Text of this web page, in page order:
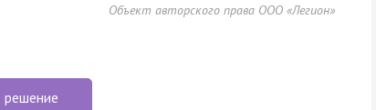
Объект авторского права ООО «Легион»
решение